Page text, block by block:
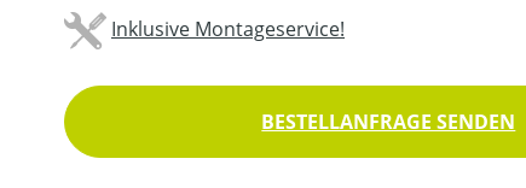
Inklusive Montageservice!
BESTELLANFRAGE SENDEN